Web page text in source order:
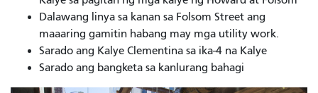
Dalawang linya sa kanan sa Folsom Street ang
maaaring gamitin habang may mga utility work.
Sarado ang Kalye Clementina sa ika-4 na Kalye
Sarado ang bangketa sa kanlurang bahagi